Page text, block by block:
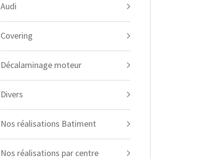
Audi
Covering
Décalaminage moteur
Divers
Nos réalisations Batiment
Nos réalisations par centre